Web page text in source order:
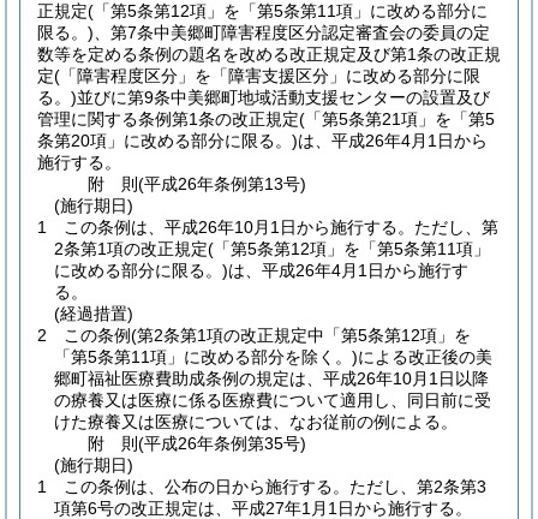
正規定(「第5条第12項」を「第5条第11項」に改める部分に
限る。) 、第7条中美郷町障害程度区分認定審査会の委員の定
数等を定める条例の題名を改める改正規定及び第1条の改正規
定(「障害程度区分」を「障害支援区分」に改める部分に限
る。)並びに第9条中美郷町地域活動支援センターの設置及び
管理に関する条例第1条の改正規定(「第5条第21項」を「第5
条第20項」に改める部分に限る。)は、平成26年4月1日から
施行する。
附 則(平成26年条例第13号)
(施行期日)
1
この条例は、平成26年10月1日から施行する。 ただし、第
2条第1項の改正規定(「第5条第12項」を「第5条第11項」
に改める部分に限る。)は、平成26年4月1日から施行す
る。
(経過措置)
2
この条例(第2条第1項の改正規定中「第5条第12項」を
「第5条第11項」に改める部分を除く。)による改正後の美
郷町福祉医療費助成条例の規定は、平成26年10月1日以降
の療養又は医療に係る医療費について適用し、同日前に受
けた療養又は医療については、なお従前の例による。
附 則(平成26年条例第35号)
(施行期日)
1
この条例は、公布の日から施行する。 ただし、第2条第3
項第6号の改正規定は、平成27年1月1日から施行する。